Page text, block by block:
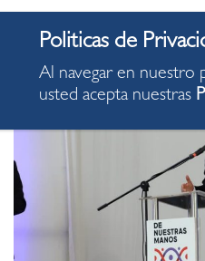
22.06.2019
Al navegar en nuestro
usted acepta nuestras